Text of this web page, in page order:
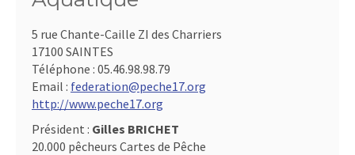
5 rue Chante-Caille ZI des Charriers
17100 SAINTES
Téléphone : 05.46.98.98.79
Email : federation@peche17.org
http://www.peche17.org
Président : Gilles BRICHET
20.000 pêcheurs Cartes de Pêche